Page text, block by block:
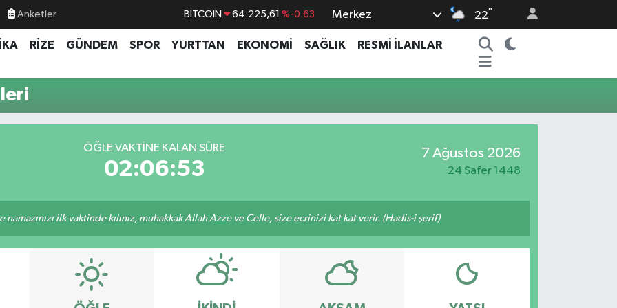
Anketler BITCOIN 64.225,61 %-0.63
DOLAR 47,6704 %0
GRAM ALTIN 6510.40 %0.45
Merkez 22°
RİZE GÜNDEM SPOR YURTTAN EKONOMİ SAĞLIK
RESMİ İLANLAR
ÖĞLE VAKTINE KALAN SÜRE
02:06:53
7 Ağustos 2026
24 Safer 1448
ilk vaktinde kılınız, muhakkak Allah Azze ve Celle, size ecrinizi kat kat verir. (Hadis-i şerif)